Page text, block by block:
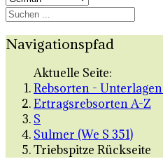
Navigationspfad
Aktuelle Seite:
Rebsorten -
Ertragsrebsorten A-Z
S
Sulmer (We S 351)
Triebspitze Rückseite